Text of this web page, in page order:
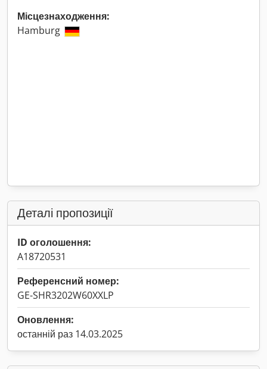
Місцезнаходження:
Hamburg
Деталі пропозиції
ID оголошення:
A18720531
Референсний номер:
GE-SHR3202W60XXLP
Оновлення:
останній раз 14.03.2025